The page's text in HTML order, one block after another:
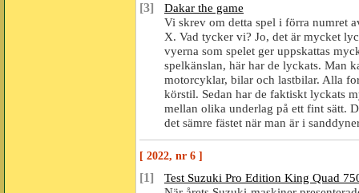
[3]
Dakar the game
Vi skrev om detta spel i förra numret
X. Vad tycker vi? Jo, det är mycket
vyerna som spelet ger uppskattas
spelkänslan, här har de lyckats. Man
motorcyklar, bilar och lastbilar. Alla
körstil. Sedan har de faktiskt lyckats
mellan olika underlag på ett fint sätt.
det sämre fästet när man är i
[ 2022, nr 6 ]
[1]
Test Suzuki Pro Edition King Quad